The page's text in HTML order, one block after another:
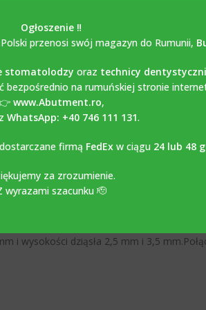
Ogłoszenie ‼️
przenosi swój magazyn do Rumunii,
stomatolodzy oraz technicy dentystyczni
bezpośrednio na rumuńskiej stronie
www.Abutment.ro,
WhatsApp: +40 746 111 131.
firmą FedExw ciągu 24 lub 48
za zrozumienie.
wyrazami szacunku 🫡
Share:
OPIS OPINIE (0)
17°
i wysokości dziąsła 2,5 mm i 3,5